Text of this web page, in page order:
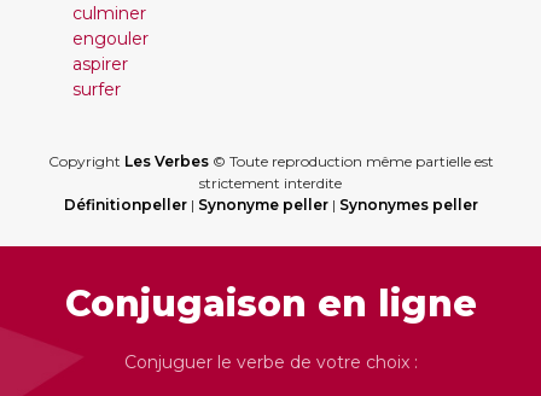
culminer
engouler
aspirer
surfer
Copyright Les Verbes© Toute reproduction même partielle est
strictement interdite
Définitionpeller| Synonyme peller| Synonymes peller
Conjugaison en ligne
Conjuguer le verbe de votre choix :